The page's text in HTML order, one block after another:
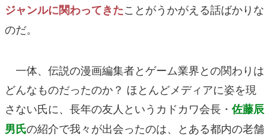
ジャンルに関わってきたことがうかがえる話ばかりな
のだ。
一体、伝説の漫画編集者とゲーム業界との関わりは
どんなものだったのか？ ほとんどメディアに姿を現
さない氏に、長年の友人というカドカワ会長・佐藤辰
男氏の紹介で我々が出会ったのは、とある都内の老舗